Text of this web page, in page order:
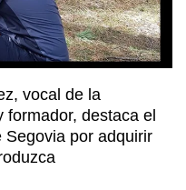
vocal de la
formador, destaca el
Segovia por adquirir